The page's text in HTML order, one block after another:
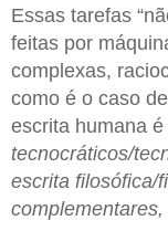
Essas tarefas
feitas por
complexas,
como é o caso
escrita humana
tecnocráticos/
escrita filosófica/